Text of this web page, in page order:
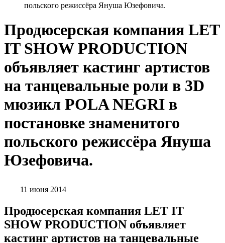
польского режиссёра Януша Юзефовича.
Продюсерская компания LET
IT SHOW PRODUCTION
объявляет кастинг артистов
на танцевальные роли в 3D
мюзикл POLA NEGRI в
постановке знаменитого
польского режиссёра Януша
Юзефовича.
11 июня 2014
Продюсерская компания LET IT
SHOW PRODUCTION объявляет
кастинг артистов на танцевальные